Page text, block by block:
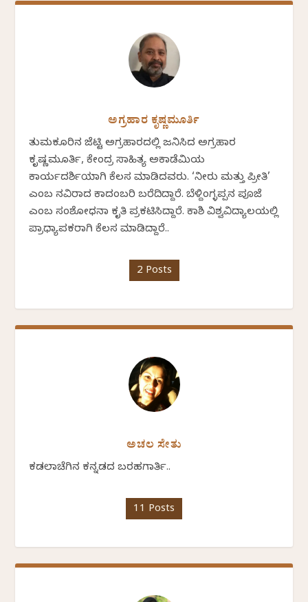
ಅಗ್ರಹಾರ ಕೃಷ್ಣಮೂರ್ತಿ
ತುಮಕೂರಿನ ಜೆಟ್ಟಿ ಅಗ್ರಹಾರದಲ್ಲಿ ಜನಿಸಿದ ಅಗ್ರಹಾರ
ಕೃಷ್ಣಮೂರ್ತಿ, ಕೇಂದ್ರ ಸಾಹಿತ್ಯ ಅಕಾಡೆಮಿಯ
ಕಾರ್ಯದರ್ಶಿಯಾಗಿ ಕೆಲಸ ಮಾಡಿದವರು. ‘ನೀರು ಮತ್ತು ಪ್ರೀತಿ’
ಎಂಬ ನವಿರಾದ ಕಾದಂಬರಿ ಬರೆದಿದ್ದಾರೆ. ಬೆಳ್ದಿಂಗ್ಳಪ್ಪನ ಪೂಜೆ
ಎಂಬ ಸಂಶೋಧನಾ ಕೃತಿ ಪ್ರಕಟಿಸಿದ್ದಾರೆ. ಕಾಶಿ ವಿಶ್ವವಿದ್ಯಾಲಯಲ್ಲಿ
ಪ್ರಾಧ್ಯಾಪಕರಾಗಿ ಕೆಲಸ ಮಾಡಿದ್ದಾರೆ..
2 Posts
ಅಚಲ ಸೇತು
ಕಡಲಾಚೆಗಿನ ಕನ್ನಡದ ಬರಹಗಾರ್ತಿ..
11 Posts